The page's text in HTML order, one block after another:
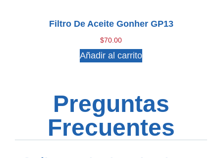
Filtro De Aceite Gonher GP13
$70.00
Añadir al carrito
Preguntas
Frecuentes